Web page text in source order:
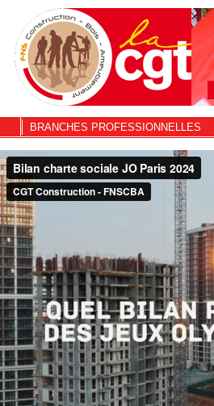
BRANCHES PROFESSIONNELLES